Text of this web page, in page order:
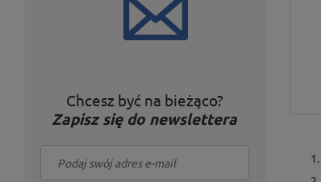
Chcesz być na bieżąco?
Zapisz się do newslettera